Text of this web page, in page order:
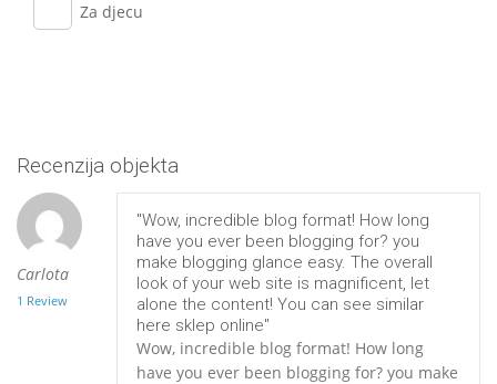
Za djecu
Recenzija objekta
Carlota
1 Review
"Wow, incredible blog format! How long
have you ever been blogging for? you
make blogging glance easy. The overall
look of your web site is magnificent, let
alone the content! You can see similar
here sklep online"
Wow, incredible blog format! How long
have you ever been blogging for? you make